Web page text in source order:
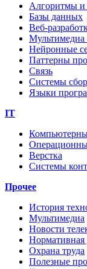
Алгоритмы и
Базы данных
Веб-
Мультимедиа
Нейронные
Паттерны
Связь
Системы
Языки
IT
Верстка
Системы
Прочее
История
Мультимедиа
Новости
Нормативная
Охрана труда
Полезные